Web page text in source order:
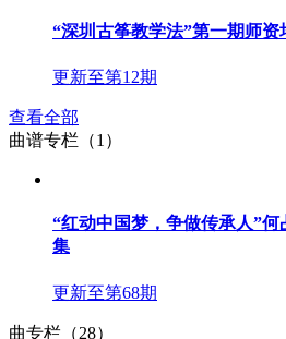
“深圳古筝教学法”第一期师资
更新至第12期
查看全部
曲谱专栏（1）
“红动中国梦，争做传承人”
集
更新至第68期
曲专栏（28）